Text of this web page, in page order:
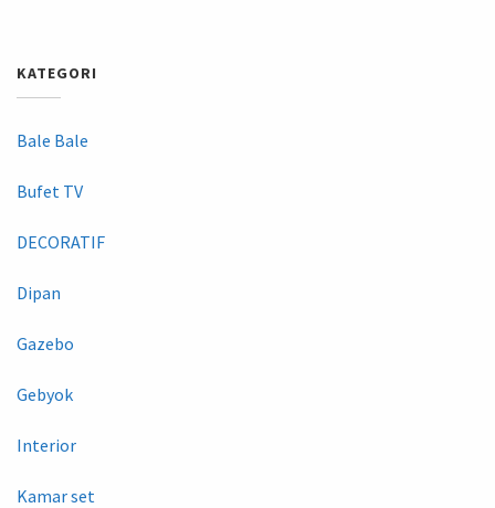
KATEGORI
Bale Bale
Bufet TV
DECORATIF
Dipan
Gazebo
Gebyok
Interior
Kamar set